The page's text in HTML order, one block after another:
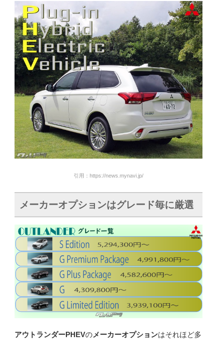
引用：https://news.mynavi.jp/
メーカーオプションはグレード毎に厳選
アウトランダーPHEVのメーカーオプションはそれほど多